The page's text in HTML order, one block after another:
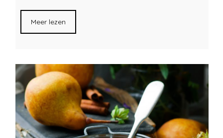
Meer lezen